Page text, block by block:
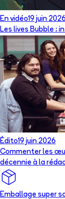
En vidéo19 juin
Les lives Bubble :
Édito19 juin 2026
Commenter les
décennie à la
Emballage super